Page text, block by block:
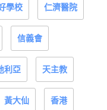
學校 仁濟醫院
信義會
利亞 天主教
黃大仙 香港